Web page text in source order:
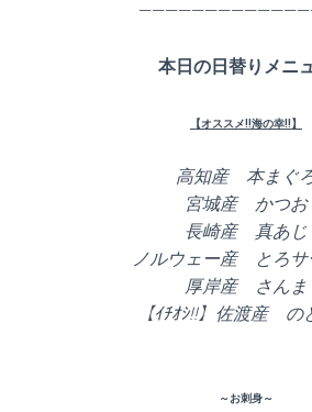
本日の日替りメニ
【オススメ!!海の幸!!】
高知産 本まぐ
宮城産 かつお
長崎産 真あじ
ノルウェー産 とろサ
厚岸産 さんま
【ｲﾁｵｼ!!】佐渡産 の
～お刺身～